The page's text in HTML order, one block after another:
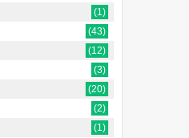
(1)
(43)
(12)
(3)
(20)
(2)
(1)